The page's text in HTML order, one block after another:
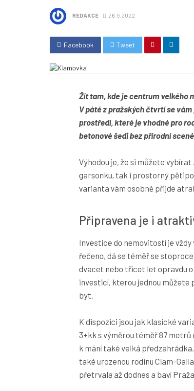
REDAKCE 26.9.2022
Facebook Tweet
Žít tam, kde je centrum velkého
V páté z pražských čtvrtí se
prostředí, které je vhodné pro
betonové šedi bez přírodní
Výhodou je, že si můžete
garsonku, tak i prostorný
varianta vám osobně přijde
Připravena je i
Investice do nemovitostí je
řečeno, dá se téměř se
dvacet nebo třicet let opravdu o
investicí, kterou jednou můžete
byt.
K dispozici jsou jak klasické
3+kk s výměrou téměř 87
k mání také velká
také urozenou rodinu Clam-
přetrvala až dodnes a baví